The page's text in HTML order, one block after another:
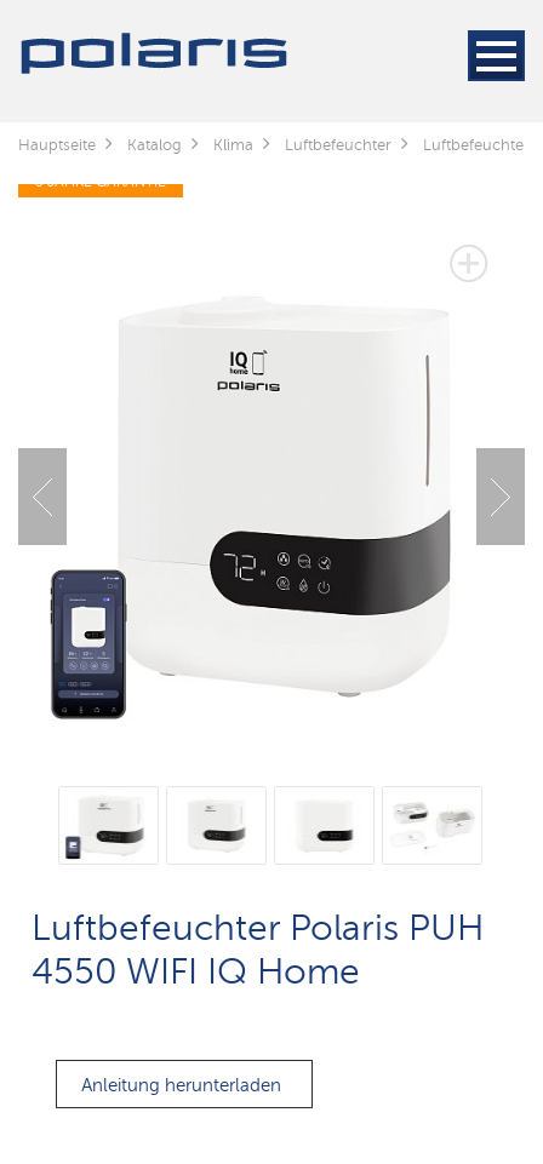
Hauptseite Katalog Klima Luftbefeuchter Luftbefeuchter
3 JAHRE GARANTIE
Luftbefeuchter Polaris PUH
4550 WIFI IQ Home
Anleitung herunterladen